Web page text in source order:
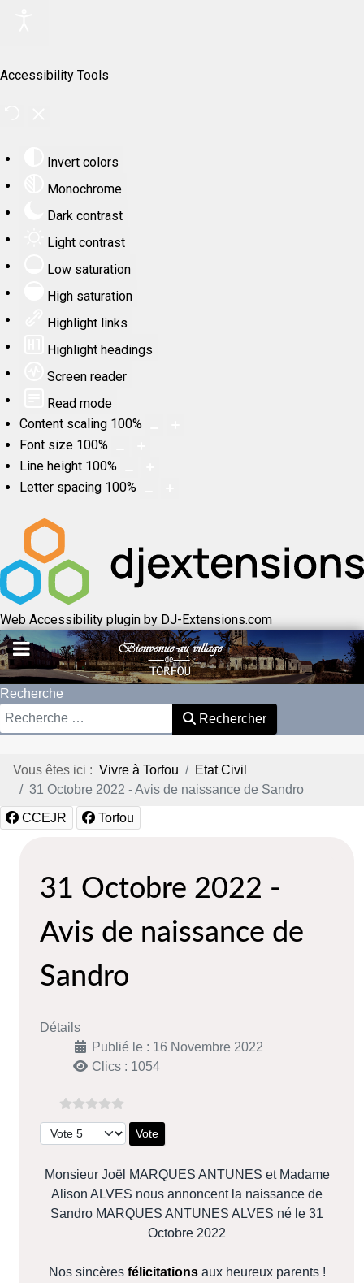
Accessibility Tools
Invert colors
Monochrome
Dark contrast
Light contrast
Low saturation
High saturation
Highlight links
Highlight headings
Screen reader
Read mode
Content scaling 100%
Font size 100%
Line height 100%
Letter spacing 100%
Web Accessibility plugin by DJ-Extensions.com
Recherche
Rechercher
Vous êtes ici : Vivre à Torfou
Etat Civil
31 Octobre 2022 - Avis de naissance de Sandro
CCEJR Torfou
31 Octobre 2022 -
Avis de naissance de
Sandro
Détails
Publié le : 16 Novembre 2022
Clics : 1054
Veuillez voter
Monsieur Joël MARQUES ANTUNES et Madame
Alison ALVES nous annoncent la naissance de
Sandro MARQUES ANTUNES ALVES né le 31
Octobre 2022
Nos sincères félicitationsaux heureux parents !